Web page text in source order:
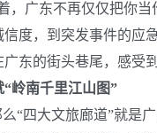
，广东不再仅仅把你
度，到突发事件的应
东的街头巷尾，感受
岭南千里江山图”
四大文旅廊道”就是